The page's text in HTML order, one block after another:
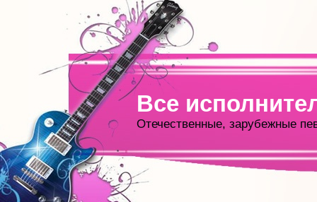
Все
Отечественные, зарубежные